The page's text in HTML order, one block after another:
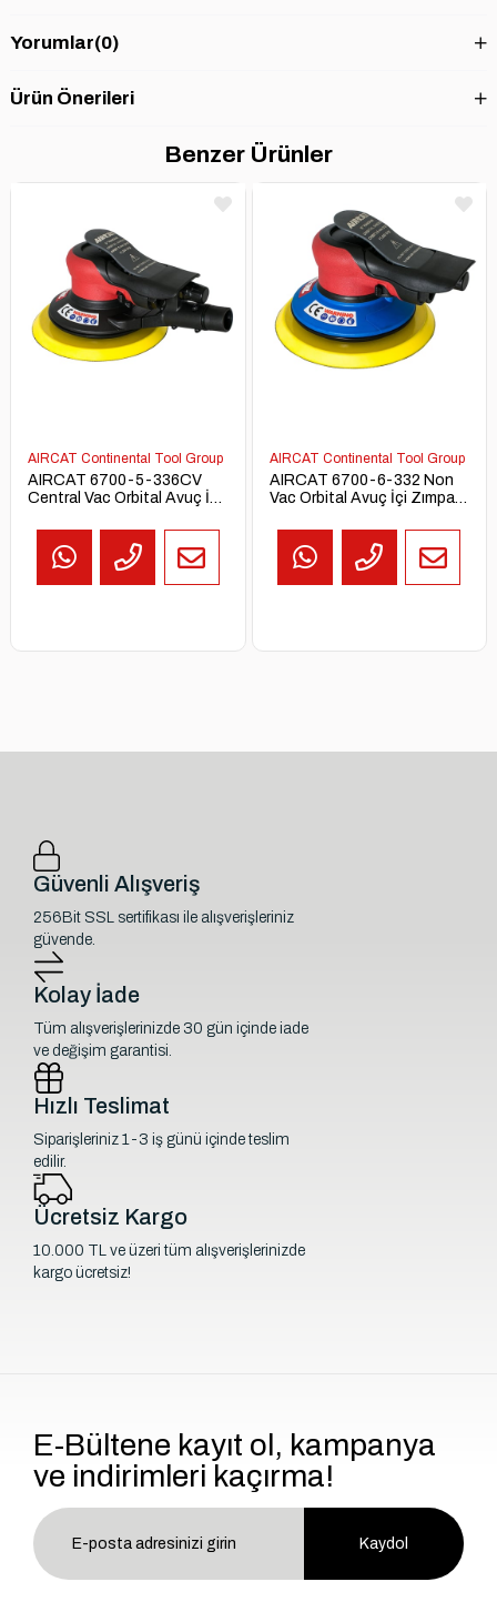
Yorumlar(0)
Ürün Önerileri
Benzer Ürünler
AIRCAT Continental Tool Group
AIRCAT 6700-5-336CV
Central Vac Orbital Avuç İçi
Orbit)
AIRCAT Continental Tool Group
AIRCAT 6700-6-332 Non
Vac Orbital Avuç İçi Zımpara
Güvenli Alışveriş
256Bit SSL sertifikası ile alışverişleriniz
güvende.
Kolay İade
Tüm alışverişlerinizde 30 gün içinde iade
ve değişim garantisi.
Hızlı Teslimat
Siparişleriniz 1-3 iş günü içinde teslim
edilir.
Ücretsiz Kargo
10.000 TL ve üzeri tüm alışverişlerinizde
kargo ücretsiz!
E-Bültene kayıt ol, kampanya
ve indirimleri kaçırma!
Kaydol